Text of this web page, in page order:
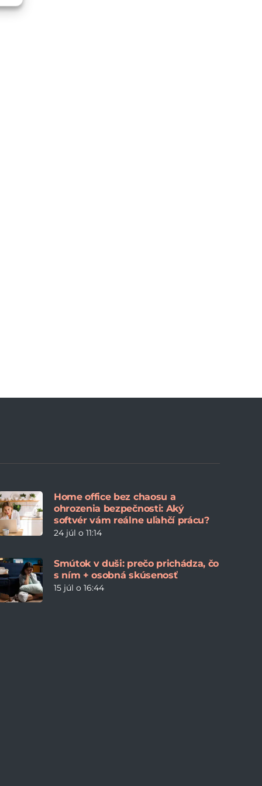
Home office bez chaosu a
ohrozenia bezpečnosti: Aký
softvér vám reálne uľahčí prácu?
24 júl o 11:14
Smútok v duši: prečo prichádza, čo
s ním + osobná skúsenosť
15 júl o 16:44